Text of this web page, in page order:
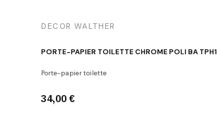
DECOR WALTHER
PORTE-PAPIER TOILETTE CHROME POLI BA TPH1
Porte-papier toilette
34,00 €